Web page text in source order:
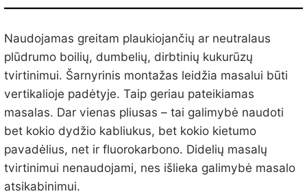
Naudojamas greitam plaukiojančių ar neutralaus
plūdrumo boilių, dumbelių, dirbtinių kukurūzų
tvirtinimui. Šarnyrinis montažas leidžia masalui būti
vertikalioje padėtyje. Taip geriau pateikiamas
masalas. Dar vienas pliusas – tai galimybė naudoti
bet kokio dydžio kabliukus, bet kokio kietumo
pavadėlius, net ir fluorokarbono. Didelių masalų
tvirtinimui nenaudojami, nes išlieka galimybė masalo
atsikabinimui.